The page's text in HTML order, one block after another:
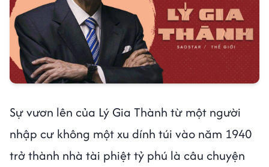
Sự vươn lên của Lý Gia Thành từ một người
nhập cư không một xu dính túi vào năm 1940
trở thành nhà tài phiệt tỷ phú là câu chuyện